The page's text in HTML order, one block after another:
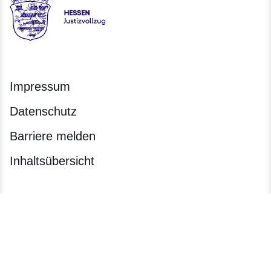
Hessen - Justizvollzug Hessen
Impressum
Datenschutz
Barriere melden
Inhaltsübersicht